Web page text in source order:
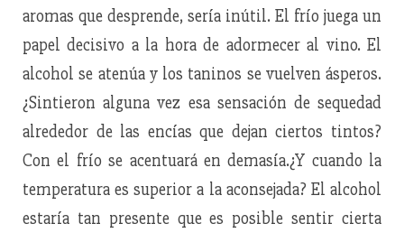
aromas que desprende, sería inútil. El frío juega un
papel decisivo a la hora de adormecer al vino. El
alcohol se atenúa y los taninos se vuelven ásperos.
¿Sintieron alguna vez esa sensación de sequedad
alrededor de las encías que dejan ciertos tintos?
Con el frío se acentuará en demasía.¿Y cuando la
temperatura es superior a la aconsejada? El alcohol
estaría tan presente que es posible sentir cierta